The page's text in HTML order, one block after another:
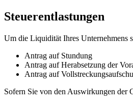
Steuerentlastungen
Um die Liquidität Ihres Unternehmens
Antrag auf Stundung
Antrag auf Herabsetzung der
Antrag auf
Sofern Sie von den Auswirkungen der